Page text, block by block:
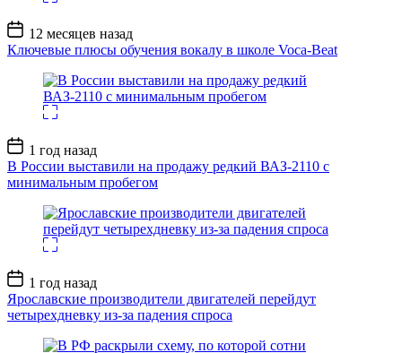
Дата
записи
12 месяцев назад
Ключевые плюсы обучения вокалу в школе Voca-Beat
Дата
записи
1 год назад
В России выставили на продажу редкий ВАЗ-2110 с
минимальным пробегом
Дата
записи
1 год назад
Ярославские производители двигателей перейдут
четырехдневку из-за падения спроса